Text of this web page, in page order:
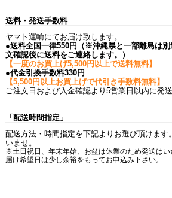
送料・発送手数料
ヤマト運輸にてお届け致します。
●送料全国一律550円（※沖縄県と一部離島は
文確認後に送料をご連絡します。）
【一度のお買上げ5,500円以上で送料無料】
●代金引換手数料330円
【5,500円以上お買上げで代引き手数料無料】
ご注文日および入金確認より5営業日以内に発送
「配送時間指定」
配送方法・時間指定を下記よりお選び頂けます
いませ。
※土日祝日、年末年始、お盆は休業のため発送は
届け希望日は少し余裕をもってお申込み下さい。